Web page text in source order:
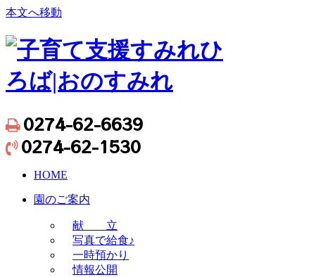
本文へ移動
 0274-62-6639
 0274-62-1530
HOME
園のご案内
献 立
写真で給食♪
一時預かり
情報公開